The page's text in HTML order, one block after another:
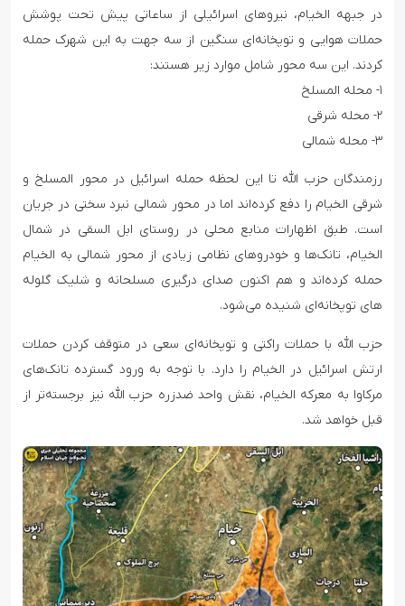
در جبهه الخیام، نیروهای اسرائیلی از ساعاتی پیش تحت پوشش
حملات هوایی و توپخانه‌ای سنگین از سه جهت به این شهرک حمله
کردند. این سه محور شامل موارد زیر هستند:
۱- محله المسلخ
۲- محله شرقی
۳- محله شمالی
رزمندگان حزب الله تا این لحظه حمله اسرائیل در محور المسلخ و
شرقی الخیام را دفع کرده‌اند اما در محور شمالی نبرد سختی در جریان
است. طبق اظهارات منابع محلی در روستای ابل السقی در شمال
الخیام، تانک‌ها و خودروهای نظامی زیادی از محور شمالی به الخیام
حمله کرده‌اند و هم اکنون صدای درگیری مسلحانه و شلیک گلوله
های توپخانه‌ای شنیده می‌شود.
حزب الله با حملات راکتی و توپخانه‌ای سعی در متوقف کردن حملات
ارتش اسرائیل در الخیام را دارد. با توجه به ورود گسترده تانک‌های
مرکاوا به معرکه الخیام، نقش واحد ضدزره حزب الله نیز برجسته‌تر از
قبل خواهد شد.